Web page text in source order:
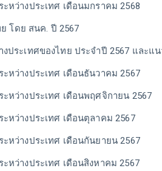
ะหว่างประเทศ เดือนมกราคม 2568
โดย สนค. ปี 2567
งประเทศของไทย ประจําปี 2567 และแ
ะหว่างประเทศ เดือนธันวาคม 2567
ะหว่างประเทศ เดือนพฤศจิกายน 2567
ะหว่างประเทศ เดือนตุลาคม 2567
ะหว่างประเทศ เดือนกันยายน 2567
ะหว่างประเทศ เดือนสิงหาคม 2567